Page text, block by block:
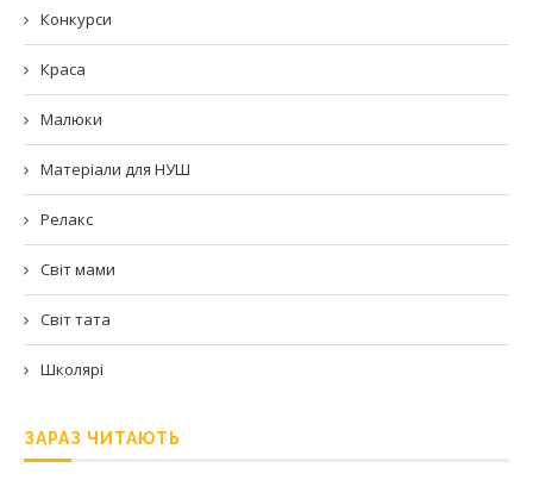
Конкурси
Краса
Малюки
Матеріали для НУШ
Релакс
Світ мами
Світ тата
Школярі
ЗАРАЗ ЧИТАЮТЬ